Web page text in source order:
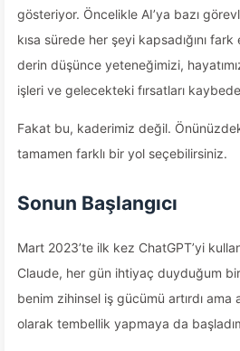
gösteriyor. Öncelikle AI’ya bazı
kısa sürede her şeyi kapsadığını
derin düşünce yeteneğimizi,
işleri ve gelecekteki fırsatları
Fakat bu, kaderimiz değil.
tamamen farklı bir yol seçebilirsiniz.
Sonun Başlangıcı
Mart 2023’te ilk kez ChatGPT’yi
Claude, her gün ihtiyaç duyduğum
benim zihinsel iş gücümü artırdı ama
olarak tembellik yapmaya da